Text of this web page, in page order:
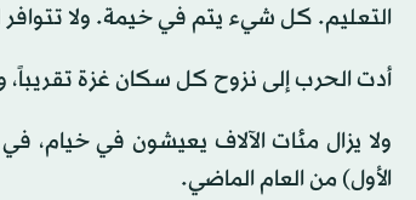
التعليم. كل شيء يتم في خيمة. ولا تتوافر
أدت الحرب إلى نزوح كل سكان غزة
ولا يزال مئات الآلاف يعيشون في خيام،
الأول) من العام الماضي.